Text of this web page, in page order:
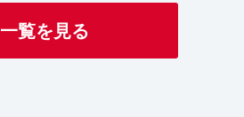
一覧を見る